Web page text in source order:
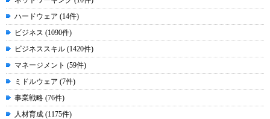
ハードウェア (14件)
ビジネス (1090件)
ビジネススキル (1420件)
マネージメント (59件)
ミドルウェア (7件)
事業戦略 (76件)
人材育成 (1175件)